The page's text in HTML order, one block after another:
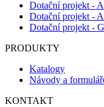
Dotační projekt -
Dotační projekt -
Dotační projekt -
PRODUKTY
Katalogy
Návody a
KONTAKT